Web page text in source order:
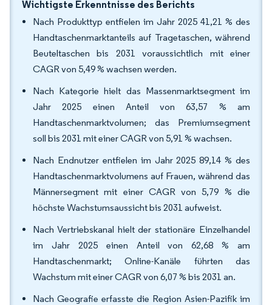
Wichtigste Erkenntnisse des Berichts
Nach Produkttyp entfielen im Jahr 2025 41,21 % des
Handtaschenmarktanteils auf Tragetaschen, während
Beuteltaschen bis 2031 voraussichtlich mit einer
CAGR von 5,49 % wachsen werden.
Nach Kategorie hielt das Massenmarktsegment im
Jahr 2025 einen Anteil von 63,57 % am
Handtaschenmarktvolumen; das Premiumsegment
soll bis 2031 mit einer CAGR von 5,91 % wachsen.
Nach Endnutzer entfielen im Jahr 2025 89,14 % des
Handtaschenmarktvolumens auf Frauen, während das
Männersegment mit einer CAGR von 5,79 % die
höchste Wachstumsaussicht bis 2031 aufweist.
Nach Vertriebskanal hielt der stationäre Einzelhandel
im Jahr 2025 einen Anteil von 62,68 % am
Handtaschenmarkt; Online-Kanäle führten das
Wachstum mit einer CAGR von 6,07 % bis 2031 an.
Nach Geografie erfasste die Region Asien-Pazifik im